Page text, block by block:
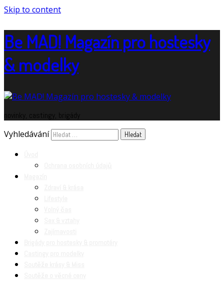
Skip to content
Be MAD! Magazín pro hostesky
& modelky
novinky, castingy, brigády
Vyhledávání